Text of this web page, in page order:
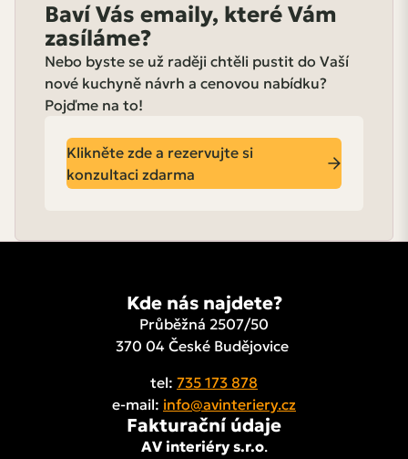
Baví Vás emaily, které Vám
zasíláme?
Nebo byste se už raději chtěli pustit do Vaší
nové kuchyně návrh a cenovou nabídku?
Pojďme na to!
Klikněte zde a rezervujte si
konzultaci zdarma
Kde nás najdete?
Průběžná 2507/50
370 04 České Budějovice
tel: 735 173 878
e-mail: info@avinteriery.cz
Fakturační údaje
AV interiéry s.r.o.